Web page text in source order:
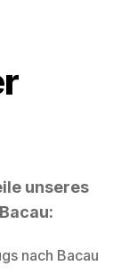
unseres
nach Bacau